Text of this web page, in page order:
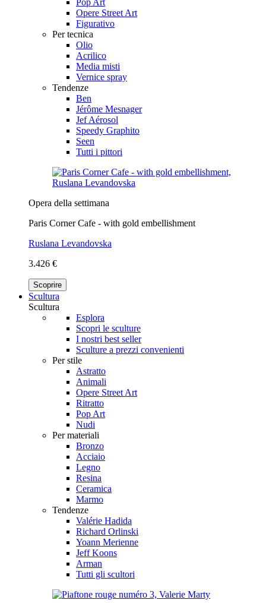
Opere Street Art
Figurativo
Per tecnica
Olio
Acrilico
Media misti
Vernice spray
Tendenze
Ben
Jérôme Mesnager
Jef Aérosol
Speedy Graphito
Seen
Tutti i pittori
Opera della settimana
Paris Corner Cafe - with gold embellishment
Ruslana Levandovska
3.426 €
Scoprire
Scultura
Scultura
Esplora
Scopri le sculture
I nostri best seller
Sculture a prezzi convenienti
Per stile
Astratto
Animali
Opere Street Art
Ritratto
Pop Art
Nudi
Per materiali
Bronzo
Acciaio
Legno
Resina
Ceramica
Marmo
Tendenze
Valérie Hadida
Richard Orlinski
Yoann Merienne
Jeff Koons
Arman
Tutti gli scultori